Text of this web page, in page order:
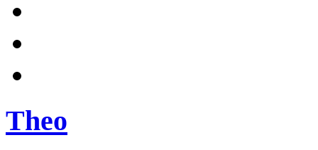
Theo